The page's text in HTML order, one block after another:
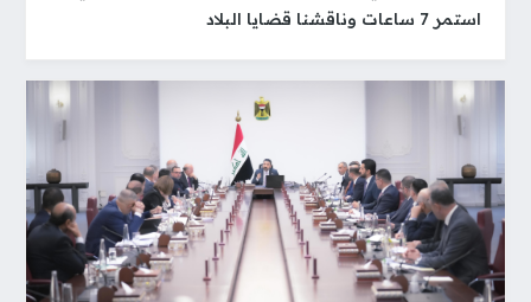
استمر 7 ساعات وناقشنا قضايا البلاد